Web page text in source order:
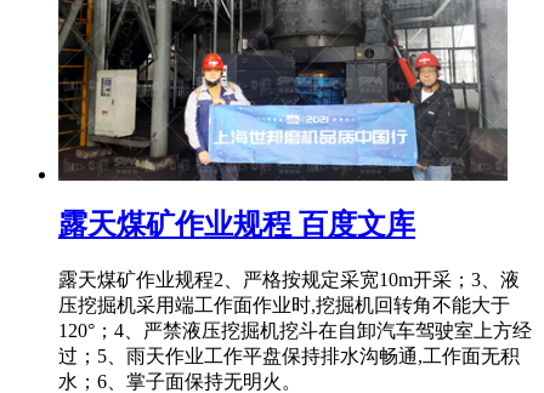
露天煤矿作业规程 百度文库
露天煤矿作业规程2、严格按规定采宽10m开采；3、液
压挖掘机采用端工作面作业时,挖掘机回转角不能大于
120°；4、严禁液压挖掘机挖斗在自卸汽车驾驶室上方经
过；5、雨天作业工作平盘保持排水沟畅通,工作面无积
水；6、掌子面保持无明火。